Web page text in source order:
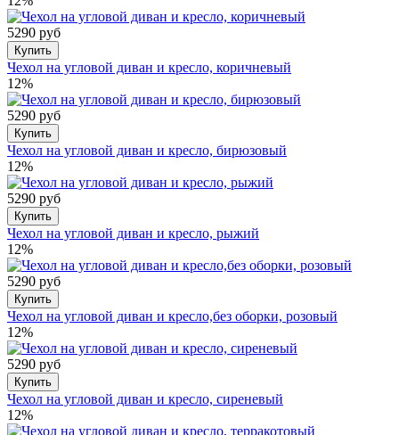
5290 руб
Купить
Чехол на угловой диван и кресло, коричневый
12%
5290 руб
Купить
Чехол на угловой диван и кресло, бирюзовый
12%
5290 руб
Купить
Чехол на угловой диван и кресло, рыжий
12%
5290 руб
Купить
Чехол на угловой диван и кресло,без оборки, розовый
12%
5290 руб
Купить
Чехол на угловой диван и кресло, сиреневый
12%